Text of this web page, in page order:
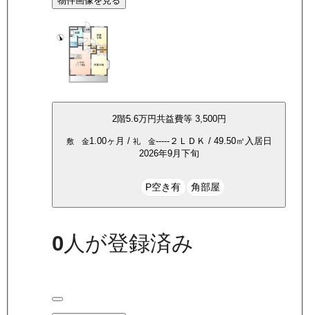
2階5.6万円共益費等 3,500円
敷 金1.00ヶ月 / 礼 金-----２ＬＤＫ / 49.50㎡ 入居日
2026年9月下旬
P空き有 角部屋
0人が登録済み